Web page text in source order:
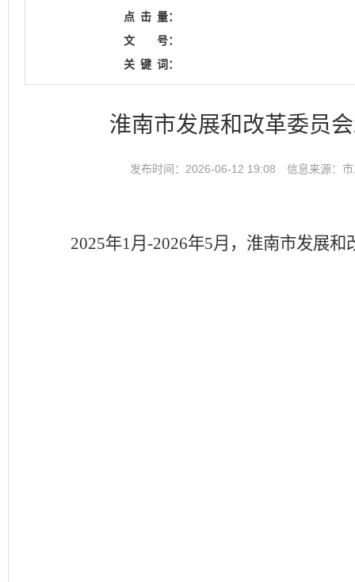
点 击 量：
文
号：
关 键 词：
淮南市发展和改革委员
发布时间：2026-06-12 19:08 信息来源：
2025年1月-2026年5月，淮南市发展